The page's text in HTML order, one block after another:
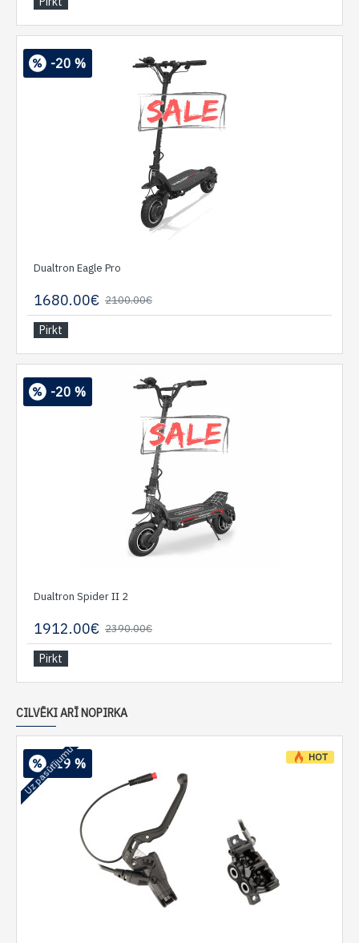
-20 %
Dualtron Eagle Pro
1680.00€ 2100.00€
Pirkt
-20 %
Dualtron Spider II 2
1912.00€ 2390.00€
Pirkt
CILVĒKI ARĪ NOPIRKA
HOT
-19 %
Uz pasūtījumu